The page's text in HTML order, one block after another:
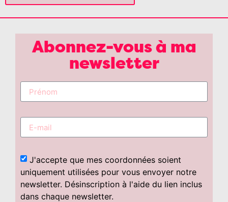
Abonnez-vous à ma
newsletter
J'accepte que mes coordonnées soient
uniquement utilisées pour vous envoyer notre
newsletter. Désinscription à l'aide du lien inclus
dans chaque newsletter.